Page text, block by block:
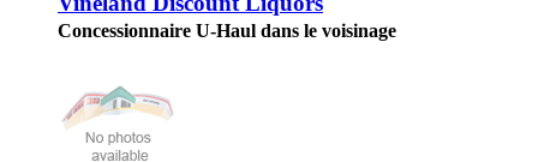
Concessionnaire U-Haul dans le voisinage